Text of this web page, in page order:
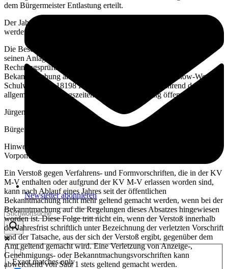
Newsletter abonnieren
Exact matches only
dem Bürgermeister Entlastung erteilt.
Der Jahresabschluss 2021 mit seinen Anlagen und die Beschlüsse
werden hiermit öffentlich bekannt gemacht.
Die Beschlüsse der Gemeindevertretung, der Jahresabschluss mit
seinen Anlagen und der abschließende Prüfungsvermerk des
Rechnungsprüfungsausschusses liegen vom Zeitpunkt der
Bekanntmachung an für zehn Arbeitstage im Amt Warnow-West,
Schulweg 1a in 18198 Kritzmow, Zimmer 1.11 während der
allgemeinen Öffnungszeiten der Amtsverwaltung öffentlich aus.
Jürgen Ahrens
Bürgermeister
Hinweis gemäß § 5 Abs. 5 der Kommunalverfassung Mecklenburg-
Vorpommern (KV M-V):
Ein Verstoß gegen Verfahrens- und Formvorschriften, die in der KV
M-V enthalten oder aufgrund der KV M-V erlassen worden sind,
kann nach Ablauf eines Jahres seit der öffentlichen
Bekanntmachung nicht mehr geltend gemacht werden, wenn bei der
Bekanntmachung auf die Regelungen dieses Absatzes hingewiesen
worden ist. Diese Folge tritt nicht ein, wenn der Verstoß innerhalb
der Jahresfrist schriftlich unter Bezeichnung der verletzten Vorschrift
und der Tatsache, aus der sich der Verstoß ergibt, gegenüber dem
Amt geltend gemacht wird. Eine Verletzung von Anzeige-,
Genehmigungs- oder Bekanntmachungsvorschriften kann
abweichend von Satz 1 stets geltend gemacht werden.